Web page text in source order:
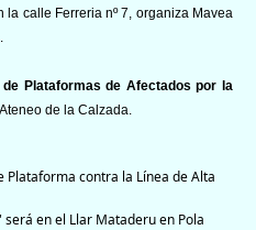
calle Ferreria nº 7, organiza Mavea
de Plataformas de Afectados por la
de la Calzada.
Plataforma contra la Línea de Alta
será en el Llar Mataderu en Pola